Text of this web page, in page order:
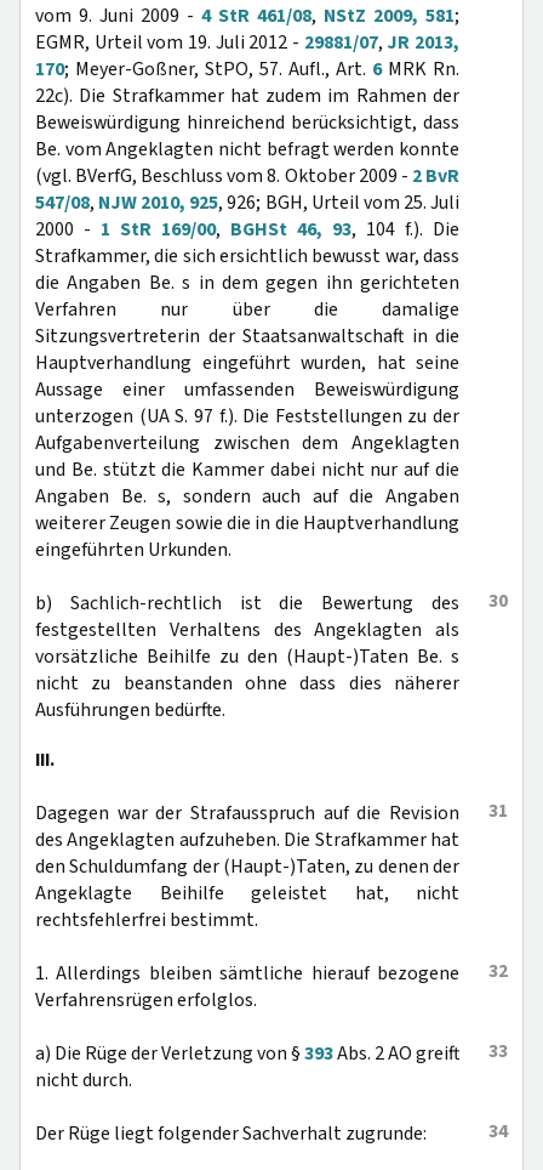
vom 9. Juni 2009 - 4 StR 461/08, NStZ 2009, 581;
EGMR, Urteil vom 19. Juli 2012 - 29881/07, JR 2013,
170; Meyer-Goßner, StPO, 57. Aufl., Art. 6MRK Rn.
22c). Die Strafkammer hat zudem im Rahmen der
Beweiswürdigung hinreichend berücksichtigt, dass
Be. vom Angeklagten nicht befragt werden konnte
(vgl. BVerfG, Beschluss vom 8. Oktober 2009 - 2 BvR
547/08, NJW 2010, 925, 926; BGH, Urteil vom 25. Juli
2000 - 1 StR 169/00, BGHSt 46, 93, 104 f.). Die
Strafkammer, die sich ersichtlich bewusst war, dass
die Angaben Be. s in dem gegen ihn gerichteten
Verfahren nur über die damalige
Sitzungsvertreterin der Staatsanwaltschaft in die
Hauptverhandlung eingeführt wurden, hat seine
Aussage einer umfassenden Beweiswürdigung
unterzogen (UA S. 97 f.). Die Feststellungen zu der
Aufgabenverteilung zwischen dem Angeklagten
und Be. stützt die Kammer dabei nicht nur auf die
Angaben Be. s, sondern auch auf die Angaben
weiterer Zeugen sowie die in die Hauptverhandlung
eingeführten Urkunden.
30
b) Sachlich-rechtlich ist die Bewertung des
festgestellten Verhaltens des Angeklagten als
vorsätzliche Beihilfe zu den (Haupt-)Taten Be. s
nicht zu beanstanden ohne dass dies näherer
Ausführungen bedürfte.
III.
31
Dagegen war der Strafausspruch auf die Revision
des Angeklagten aufzuheben. Die Strafkammer hat
den Schuldumfang der (Haupt-)Taten, zu denen der
Angeklagte Beihilfe geleistet hat, nicht
rechtsfehlerfrei bestimmt.
32
1. Allerdings bleiben sämtliche hierauf bezogene
Verfahrensrügen erfolglos.
33
a) Die Rüge der Verletzung von §393Abs. 2 AO greift
nicht durch.
34
Der Rüge liegt folgender Sachverhalt zugrunde: